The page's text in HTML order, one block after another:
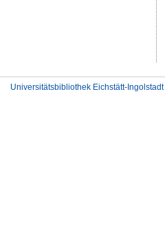
Universitätsbibliothek Eichstätt-Ingolstadt